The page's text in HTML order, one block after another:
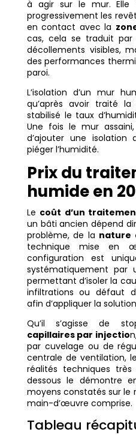
à agir sur le mur. Elle
progressivement les
en contact avec la
cas, cela se traduit par
décollements visibles,
des performances
paroi.
L’isolation d’un mur
qu’après avoir traité
stabilisé le taux
Une fois le mur
d’ajouter une isolation
piéger l’humidité.
Prix du
humide en
Le coût d’un
un bâti ancien dépend
problème, de la nature
technique mise en
configuration est
systématiquement par
permettant d’isoler la
infiltrations ou défaut
afin d’appliquer la
Qu’il s’agisse de
capillaires par injectio
par cuvelage ou de
centrale de ventilation,
réalités techniques
dessous le démontre
moyens constatés sur le
main-d’œuvre comprise.
Tableau